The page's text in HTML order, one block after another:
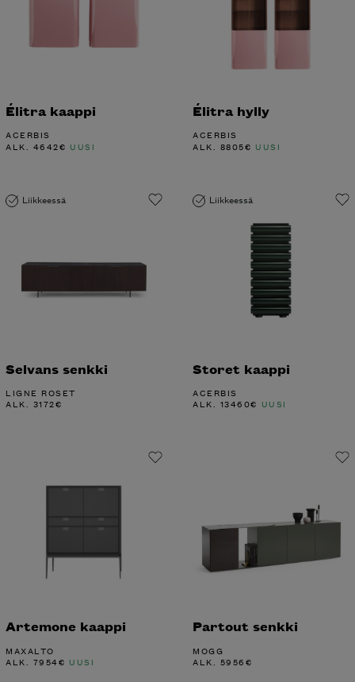
Élitra kaappi
ACERBIS
ALK. 4642€ UUSI
Élitra hylly
ACERBIS
ALK. 8805€ UUSI
Liikkeessä
Selvans senkki
LIGNE ROSET
ALK. 3172€
Liikkeessä
Storet kaappi
ACERBIS
ALK. 13460€ UUSI
Artemone kaappi
MAXALTO
ALK. 7954€ UUSI
Partout senkki
MOGG
ALK. 5956€